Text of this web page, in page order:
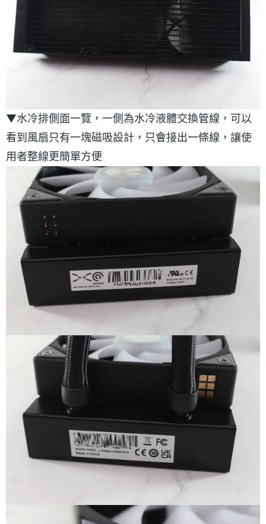
▼水冷排側面一覽，一側為水冷液體交換管線，可以
看到風扇只有一塊磁吸設計，只會接出一條線，讓使
用者整線更簡單方便